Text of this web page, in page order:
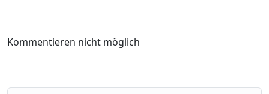
Kommentieren nicht möglich